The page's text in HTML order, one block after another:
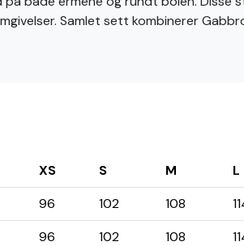
Samlet sett kombinerer
XS S M L
96 102 108
96 102 108